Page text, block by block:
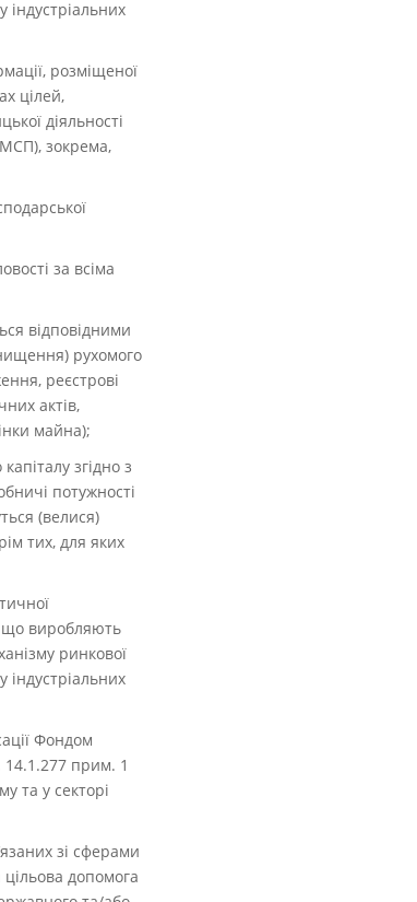
індустріальних
розміщеної
цілей,
діяльності
зокрема,
за всіма
відповідними
рухомого
реєстрові
актів,
майна);
згідно з
потужності
(велися)
тих, для яких
що виробляють
ринкової
індустріальних
Фондом
14.1.277 прим. 1
та у секторі
зі сферами
цільова допомога